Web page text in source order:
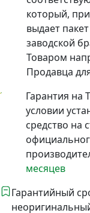
который,
выдает
заводской
Товаром
Продавца
Гарантия на
условии
средство на
месяцев
Гарантийный